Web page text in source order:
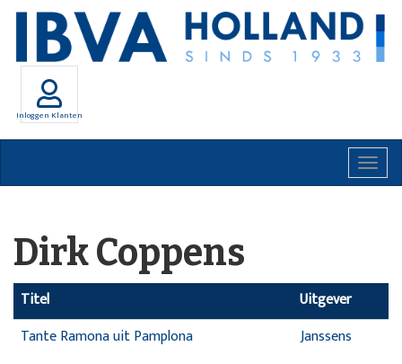
Inloggen Klanten
Dirk Coppens
Titel
Uitgever
Tante Ramona uit Pamplona
Janssens